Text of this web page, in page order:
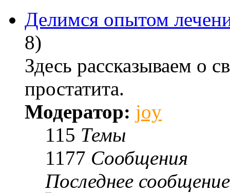
Делимся опытом
8)
Здесь рассказываем о
простатита.
Модератор: joy
115 Темы
1177 Сообщения
Последнее сообщение